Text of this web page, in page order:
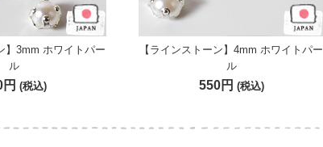
】3mm ホワイトパー
ル
(税込)
【ラインストーン】4mm ホワイトパー
ル
550円 (税込)